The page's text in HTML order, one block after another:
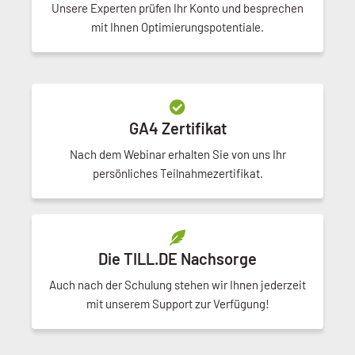
Unsere Experten prüfen Ihr Konto und besprechen
mit Ihnen Optimierungspotentiale.
GA4 Zertifikat
Nach dem Webinar erhalten Sie von uns Ihr
persönliches Teilnahmezertifikat.
Die TILL.DE Nachsorge
Auch nach der Schulung stehen wir Ihnen jederzeit
mit unserem Support zur Verfügung!